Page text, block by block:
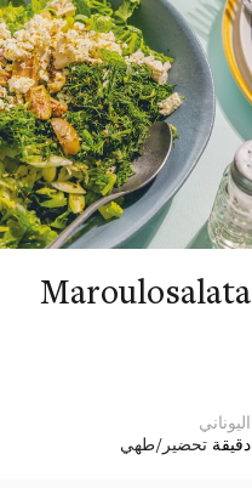
Maroulosalata
اليوناني
دقيقة تحضير/طهي